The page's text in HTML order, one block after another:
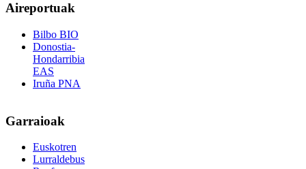
Aireportuak
Bilbo BIO
Donostia-
Hondarribia
EAS
Iruña PNA
Garraioak
Euskotren
Lurraldebus